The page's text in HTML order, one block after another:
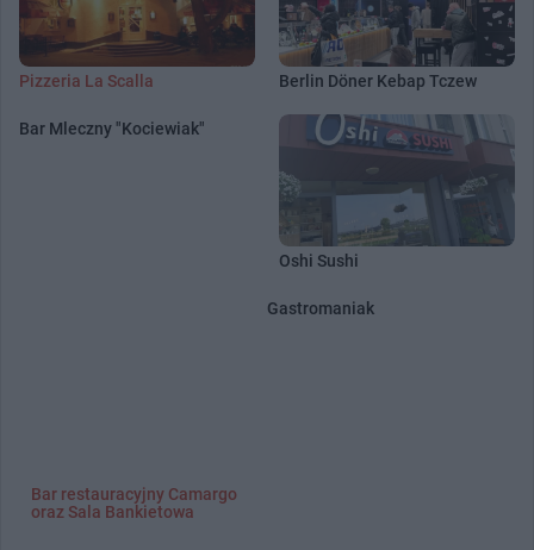
Pizzeria La Scalla Berlin Döner Kebap Tczew
Bar Mleczny "Kociewiak"
Oshi Sushi
Gastromaniak
Bar restauracyjny Camargo
oraz Sala Bankietowa